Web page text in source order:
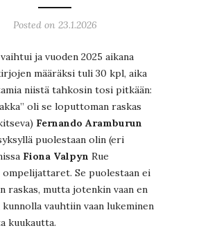
Posted on 23.1.2026
ja vuoden 2025 aikana
määräksi tuli 30 kpl, aika
niistä tahkosin tosi pitkään:
oli se loputtoman raskas
Fernando Aramburun
puolestaan olin (eri
Fiona Valpyn Rue
ompelijattaret. Se puolestaan ei
raskas, mutta jotenkin vaan en
kunnolla vauhtiin vaan lukeminen
kuukautta.